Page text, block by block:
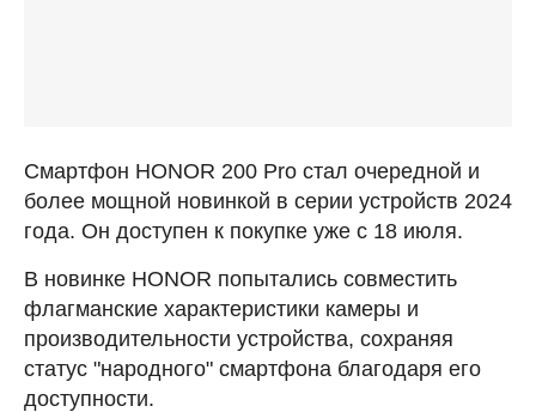
Смартфон HONOR 200 Pro стал очередной и
более мощной новинкой в серии устройств 2024
года. Он доступен к покупке уже с 18 июля.
В новинке HONOR попытались совместить
флагманские характеристики камеры и
производительности устройства, сохраняя
статус "народного" смартфона благодаря его
доступности.